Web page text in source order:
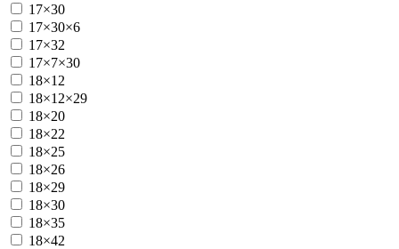
17×30
17×30×6
17×32
17×7×30
18×12
18×12×29
18×20
18×22
18×25
18×26
18×29
18×30
18×35
18×42